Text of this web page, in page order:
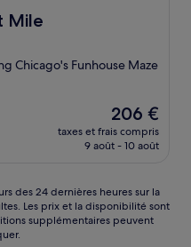
Mile
Chicago's Funhouse Maze
Le
nouveau
prix
206 €
206 €
taxes et frais compris
9 août - 10 août
des 24 dernières heures sur la
Les prix et la disponibilité sont
supplémentaires peuvent